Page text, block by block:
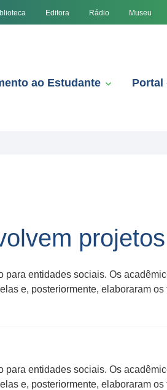
Editora Rádio Museu
ao Estudante Portal
entidades sociais. Os
e, posteriormente, elaboraram os
entidades sociais. Os
e, posteriormente, elaboraram os